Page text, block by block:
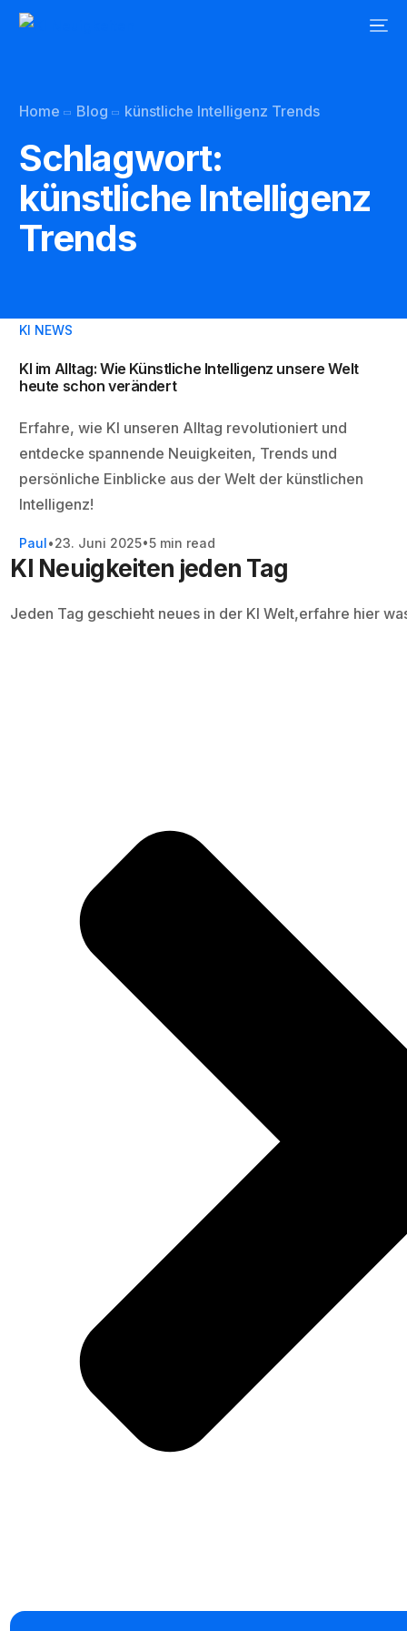
Home Blog künstliche Intelligenz Trends
Schlagwort:
künstliche Intelligenz
Trends
KI NEWS
KI im Alltag: Wie Künstliche Intelligenz unsere Welt
heute schon verändert
Erfahre, wie KI unseren Alltag revolutioniert und
entdecke spannende Neuigkeiten, Trends und
persönliche Einblicke aus der Welt der künstlichen
Intelligenz!
Paul 23. Juni 2025 5 min read
KI Neuigkeiten jeden Tag
Jeden Tag geschieht neues in der KI Welt,erfahre hier